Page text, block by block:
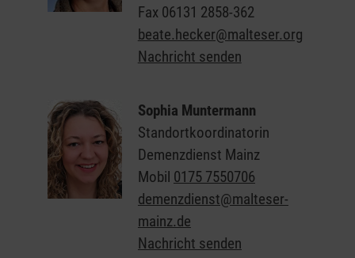
Fax 06131 2858-362
beate.hecker@malteser.org
Nachricht senden
Sophia Muntermann
Standortkoordinatorin
Demenzdienst Mainz
Mobil 0175 7550706
demenzdienst@malteser-
mainz.de
Nachricht senden